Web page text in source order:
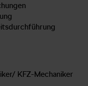
KFZ-Mechaniker